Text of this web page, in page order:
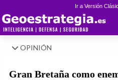
Ir a Versión
OPINIÓN
Gran Bretaña como